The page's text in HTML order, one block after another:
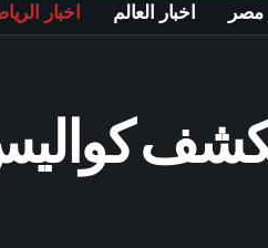
بقيادة مورينيو.. ريال ساعتين ago
بينهم
بسبب 6 ساعات ago
مصر اخبار العالم اخبار